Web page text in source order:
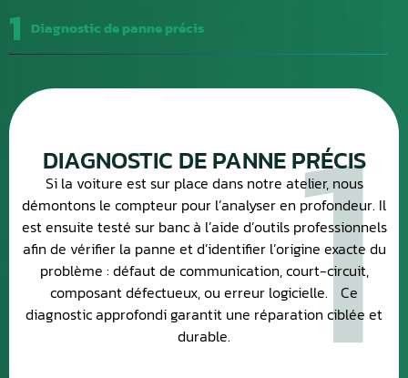
1 Diagnostic de panne précis
1
DIAGNOSTIC DE PANNE PRÉCIS
Si la voiture est sur place dans notre atelier, nous
démontons le compteur pour l’analyser en profondeur. Il
est ensuite testé sur banc à l’aide d’outils professionnels
afin de vérifier la panne et d’identifier l’origine exacte du
problème : défaut de communication, court-circuit,
composant défectueux, ou erreur logicielle. Ce
diagnostic approfondi garantit une réparation ciblée et
durable.